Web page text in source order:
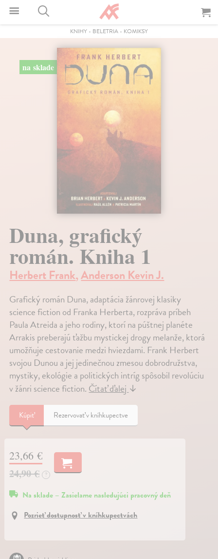
KNIHY - BELETRIA - KOMIKSY
na sklade
Duna, grafický
román. Kniha 1
Herbert Frank,Anderson Kevin J.
Grafický román Duna, adaptácia žánrovej klasiky
science fiction od Franka Herberta, rozpráva príbeh
Paula Atreida a jeho rodiny, ktorí na púštnej planéte
Arrakis preberajú ťažbu mystickej drogy melanže, ktorá
umožňuje cestovanie medzi hviezdami. Frank Herbert
svojou Dunou a jej jedinečnou zmesou dobrodružstva,
mystiky, ekológie a politických intríg spôsobil revolúciu
v žánri science fiction. Čítať ďalej ↓
Kúpiť Rezervovať v kníhkupectve
23,66 €
24,90 €
?
Na sklade – Zasielame nasledujúci pracovný deň
Pozrieť dostupnosť v kníhkupectvách